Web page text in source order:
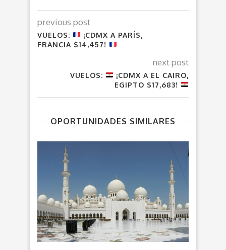
previous post
VUELOS:
¡CDMX A PARÍS,
FRANCIA $14,457!
next post
VUELOS:
¡CDMX A EL CAIRO,
EGIPTO $17,683!
OPORTUNIDADES SIMILARES